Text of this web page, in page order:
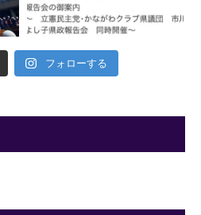
フォローする